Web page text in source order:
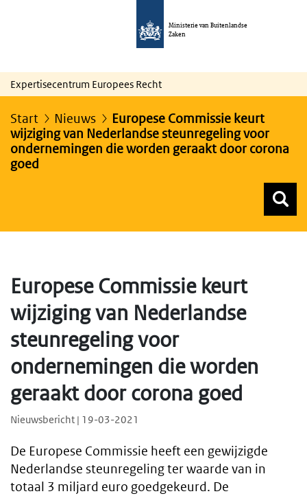
Ministerie van Buitenlandse
Zaken
Expertisecentrum Europees Recht
Start Nieuws
Europese Commissie keurt
wijziging van Nederlandse steunregeling voor
ondernemingen die worden geraakt door corona
goed
Europese Commissie keurt
wijziging van Nederlandse
steunregeling voor
ondernemingen die worden
geraakt door corona goed
Nieuwsbericht | 19-03-2021
De Europese Commissie heeft een gewijzigde
Nederlandse steunregeling ter waarde van in
totaal 3 miljard euro goedgekeurd. De